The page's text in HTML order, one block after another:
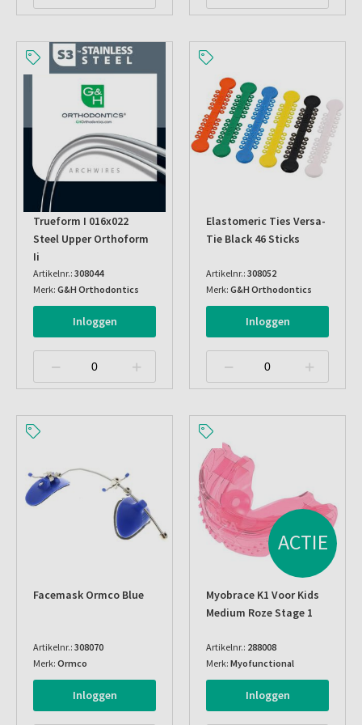
Trueform I 016x022
Steel Upper Orthoform
Ii
Artikelnr.: 308044
Merk: G&H Orthodontics
Inloggen
Elastomeric Ties Versa-
Tie Black 46 Sticks
Artikelnr.: 308052
Merk: G&H Orthodontics
Inloggen
Facemask Ormco Blue
Artikelnr.: 308070
Merk: Ormco
Inloggen
ACTIE
Myobrace K1 Voor Kids
Medium Roze Stage 1
Artikelnr.: 288008
Merk: Myofunctional
Inloggen